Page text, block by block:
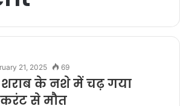
21, 2025 69
के नशे में चढ़ गया
करंट से मौत